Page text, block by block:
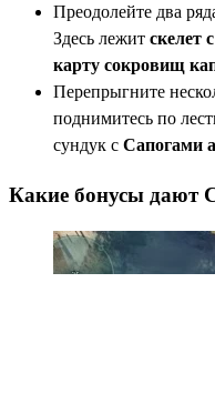
Преодолейте два
Здесь лежит скелет
карту сокровищ
Перепрыгните
поднимитесь по
сундук с Сапогами
Какие бонусы дают